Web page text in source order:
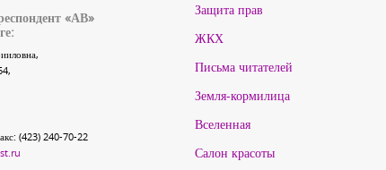
«АВ»
(423) 240-70-22
Защита прав
ЖКХ
Письма читателей
Земля-кормилица
Вселенная
Салон красоты